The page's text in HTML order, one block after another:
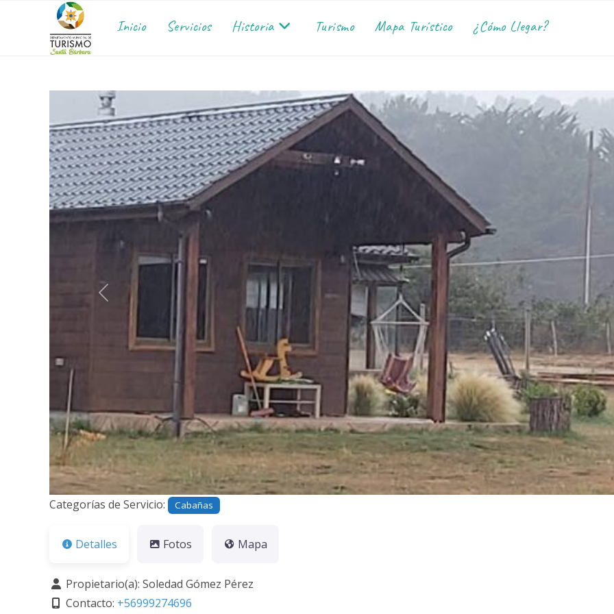
Inicio Servicios Historia Turismo Mapa Turístico ¿Cómo Llegar?
Anterior
Categorías de Servicio: Cabañas
Detalles Fotos Mapa
Propietario(a): Soledad Gómez Pérez
Contacto: +56999274696